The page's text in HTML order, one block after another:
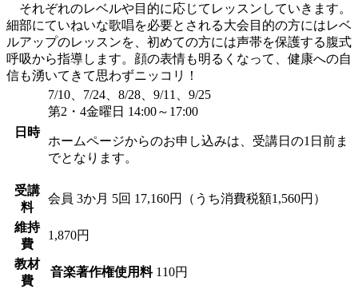
それぞれのレベルや目的に応じてレッスンしていきます。
細部にていねいな歌唱を必要とされる大会目的の方にはレベ
ルアップのレッスンを、初めての方には声帯を保護する腹式
呼吸から指導します。顔の表情も明るくなって、健康への自
信も湧いてきて思わずニッコリ！
日時
7/10、7/24、8/28、9/11、9/25
第2・4金曜日 14:00～17:00
ホームページからのお申し込みは、受講日の1日前ま
でとなります。
受講
料
会員 3か月 5回 17,160円（うち消費税額1,560円）
維持
費
1,870円
教材
費
音楽著作権使用料 110円